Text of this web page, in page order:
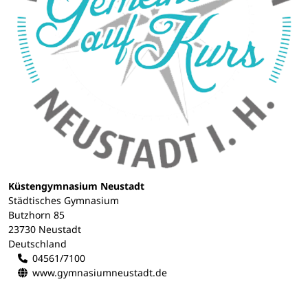
Küstengymnasium Neustadt
Städtisches Gymnasium
Butzhorn 85
23730 Neustadt
Deutschland
04561/7100
www.gymnasiumneustadt.de